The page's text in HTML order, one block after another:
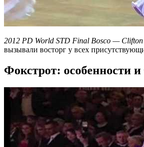
2012 PD World STD Final Bosco — Clifton
вызывали восторг у всех
Фокстрот: особенности